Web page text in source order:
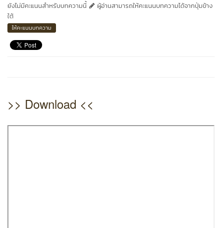
ยังไม่มีคะแนนสำหรับบทความนี้
ผู้อ่านสามารถให้คะแนนบทความได้จากปุ่มข้าง
ใต้
ให้คะแนนบทความ
>> Download <<